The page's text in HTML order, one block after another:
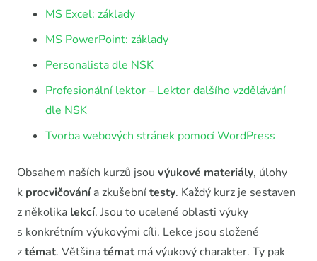
MS Excel: základy
MS PowerPoint: základy
Personalista dle NSK
Profesionální lektor – Lektor dalšího vzdělávání
dle NSK
Tvorba webových stránek pomocí WordPress
Obsahem naších kurzů jsou výukové materiály, úlohy
k procvičovánía zkušebnítesty. Každý kurz je sestaven
z několika lekcí. Jsou to ucelené oblasti výuky
s konkrétním výukovými cíli. Lekce jsou složené
ztémat. Většinatématmá výukový charakter. Ty pak